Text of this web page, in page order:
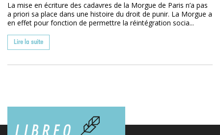
La mise en écriture des cadavres de la Morgue de Paris n’a pas
a priori sa place dans une histoire du droit de punir. La Morgue a
en effet pour fonction de permettre la réintégration socia...
Lire la suite